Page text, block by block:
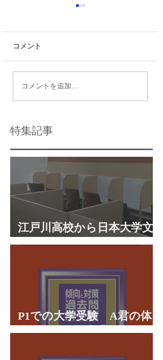
令和9年度都立高校入試
コメント
コメントを追加…
特集記事
江戸川高校から日本大学文
理学部に合格 合格体験談
P1での大学受験 A君の体
験談パート２